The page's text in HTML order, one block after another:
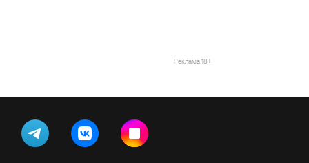
Реклама 18+